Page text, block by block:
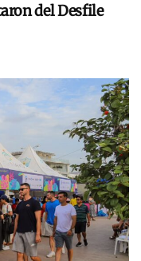
del Desfile